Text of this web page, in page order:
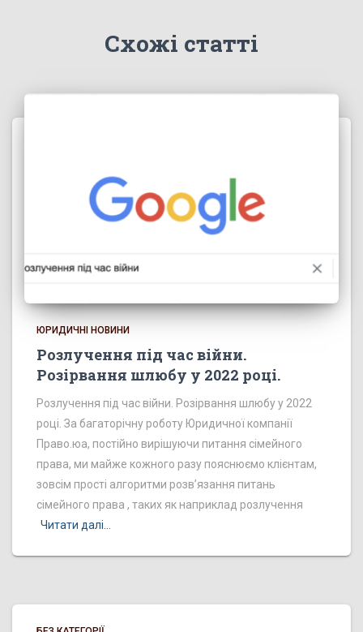
Схожі статті
ЮРИДИЧНІ НОВИНИ
Розлучення під час війни.
Розірвання шлюбу у 2022 році.
Розлучення під час війни. Розірвання шлюбу у 2022
році. За багаторічну роботу Юридичної компанії
Право.юа, постійно вирішуючи питання сімейного
права, ми майже кожного разу пояснюємо клієнтам,
зовсім прості алгоритми розв’язання питань
сімейного права , таких як наприклад розлучення
Читати далі…